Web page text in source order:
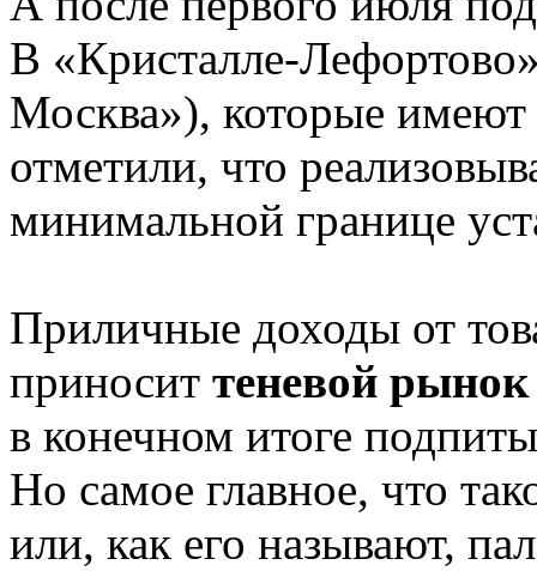
В «Кристалле-
Москва»), которые
отметили, что
минимальной границе
Приличные доходы от
приносит теневой
в конечном итоге
Но самое главное, что
или, как его называют,